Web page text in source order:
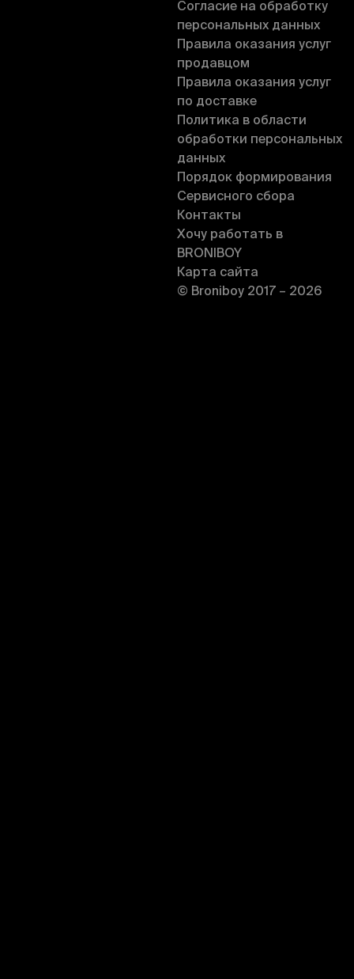
Согласие на обработку
персональных данных
Правила оказания услуг
продавцом
Правила оказания услуг
по доставке
Политика в области
обработки персональных
данных
Порядок формирования
Сервисного сбора
Контакты
Хочу работать в
BRONIBOY
Карта сайта
© Broniboy 2017 – 2026